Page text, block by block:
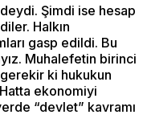
Şimdi ise hesap
Halkın
gasp edildi. Bu
Muhalefetin birinci
gerekir ki hukukun
ekonomiyi
“devlet” kavramı